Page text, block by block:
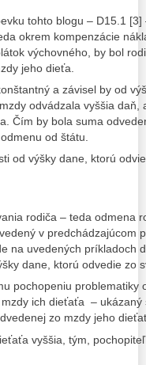
tohto blogu – D15.1
okrem kompenzácie
výchovného, by bol
jeho dieťa.
a závisel by od
odvádzala vyššia daň,
Čím by bola suma
od štátu.
od výšky dane, ktorú
rodiča – teda odmena
v predchádzajúcom
na uvedených príkladoch
dane, ktorú odvedie zo
pochopeniu problematiky
ich dieťaťa –
zo mzdy jeho
vyššia, tým,